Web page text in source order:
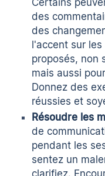
Certains
des
des
l'accent sur
proposés, non
mais aussi
Donnez des
réussies et
Résoudre les
de
pendant les
sentez un